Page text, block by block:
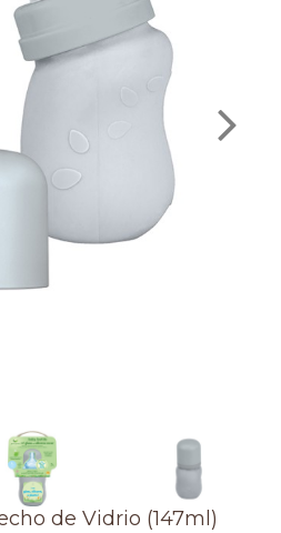
de Vidrio (147ml)